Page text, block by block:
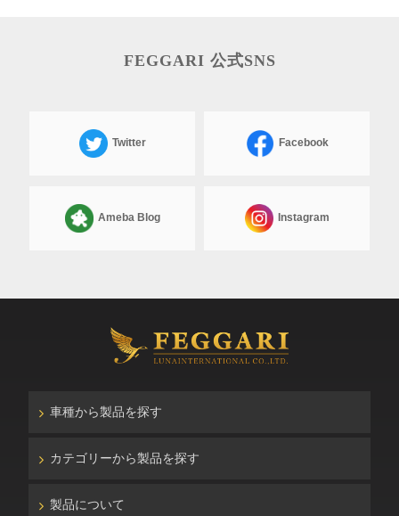
FEGGARI 公式SNS
Twitter Facebook
Ameba Blog Instagram
車種から製品を探す
カテゴリーから製品を探す
製品について